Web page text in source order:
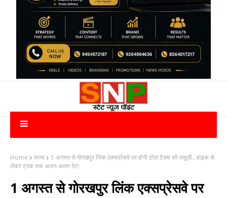
Home राज्य
1 अगस्त से गोरखपुर लिंक एक्सप्रेसवे पर होगी टोल टैक्स की वसूली...बाइक से
लेकर ट्रक तक अलग-अलग रेट!
1 अगस्त से गोरखपुर लिंक एक्सप्रेसवे पर